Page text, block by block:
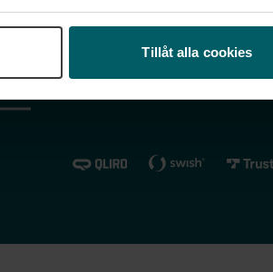
Tillåt alla cookies